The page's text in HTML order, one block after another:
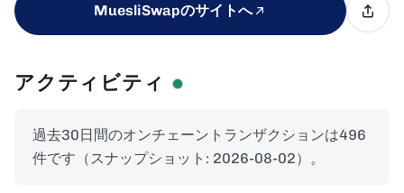
MuesliSwapのサイトへ
アクティビティ
過去30日間のオンチェーントランザクションは496
件です（スナップショット: 2026-08-02）。